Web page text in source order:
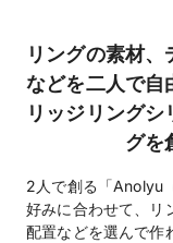
リングの素材
などを二人で自
リッジリング
グを
2人で創る「Anolyu
好みに合わせて、リ
配置などを選んで作